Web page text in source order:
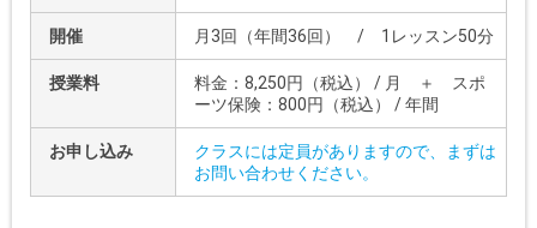
開催 月3回（年間36回） / 1レッスン50分
授業料
料金：8,250円（税込） / 月 ＋ スポ
ーツ保険：800円（税込） / 年間
お申し込み
クラスには定員がありますので、まずは
お問い合わせください。